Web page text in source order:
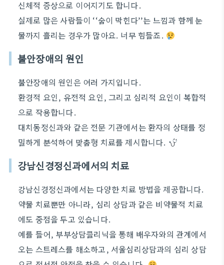
신체적 증상으로 이어지기도 합니다.
실제로 많은 사람들이 ‘‘숨이 막힌다’’는 느낌과 함께 눈
물까지 흘리는 경우가 많아요. 너무 힘들죠.
불안장애의 원인
불안장애의 원인은 여러 가지입니다.
환경적 요인, 유전적 요인, 그리고 심리적 요인이 복합적
으로 작용합니다.
대치동정신과와 같은 전문 기관에서는 환자의 상태를 정
밀하게 분석하여 맞춤형 치료를 제시합니다.
강남신경정신과에서의 치료
강남신경정신과에서는 다양한 치료 방법을 제공합니다.
약물 치료뿐만 아니라, 심리 상담과 같은 비약물적 치료
에도 중점을 두고 있습니다.
예를 들어, 부부상담클리닉을 통해 배우자와의 관계에서
오는 스트레스를 해소하고, 서울심리상담과의 심리 상담